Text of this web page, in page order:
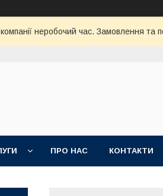
неробочий час. Замовлення та
ПРО НАС КОНТАКТИ